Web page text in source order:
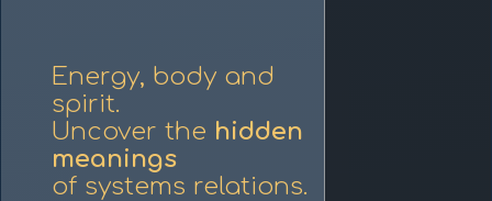
Energy, body and
spirit.
Uncover the hidden
meanings
of systems relations.